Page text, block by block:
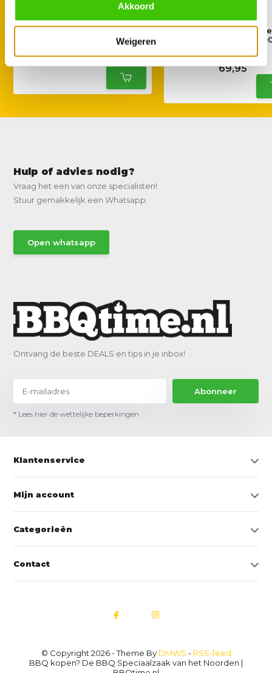
Akkoord
Weigeren
Masterbuilt Lump Charcoal
22,95
Masterbuilt Gravity
560, 545, 600 &
69,95
Hulp of advies nodig?
Vraag het een van onze specialisten!
Stuur gemakkelijk een Whatsapp.
Open whatsapp
Ontvang de beste DEALS en tips in je inbox!
Abonneer
* Lees hier de wettelijke beperkingen
Klantenservice
Mijn account
Categorieën
Contact
© Copyright 2026 - Theme By DMWS - RSS-feed
BBQ kopen? De BBQ Speciaalzaak van het Noorden |